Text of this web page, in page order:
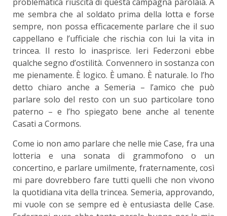
me sembra che al soldato prima della lotta e forse
sempre, non possa efficacemente parlare che il suo
cappellano e l’ufficiale che rischia con lui la vita in
trincea. Il resto lo inasprisce. Ieri Federzoni ebbe
qualche segno d’ostilità. Convennero in sostanza con
me pienamente. È logico. È umano. È naturale. Io l’ho
detto chiaro anche a Semeria – l’amico che può
parlare solo del resto con un suo particolare tono
paterno – e l’ho spiegato bene anche al tenente
Casati a Cormons.
Come io non amo parlare che nelle mie Case, fra una
lotteria e una sonata di grammofono o un
concertino, e parlare umilmente, fraternamente, così
mi pare dovrebbero fare tutti quelli che non vivono
la quotidiana vita della trincea. Semeria, approvando,
mi vuole con se sempre ed è entusiasta delle Case.